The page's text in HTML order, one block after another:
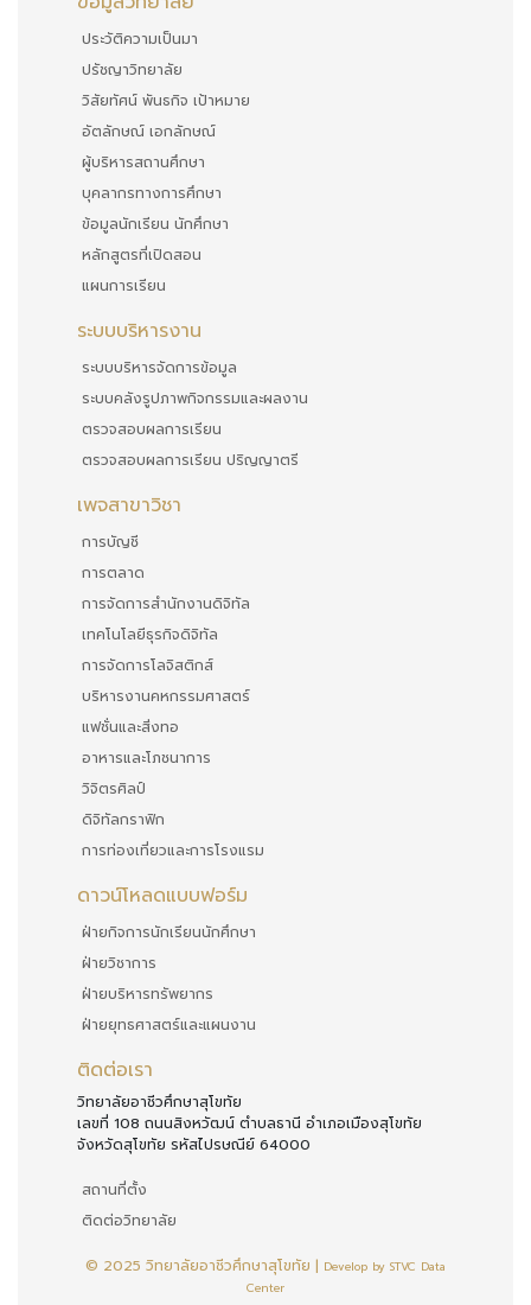
ประวัติความเป็นมา
ปรัชญาวิทยาลัย
วิสัยทัศน์ พันธกิจ เป้าหมาย
อัตลักษณ์ เอกลักษณ์
ผู้บริหารสถานศึกษา
บุคลากรทางการศึกษา
ข้อมูลนักเรียน นักศึกษา
หลักสูตรที่เปิดสอน
แผนการเรียน
ระบบบริหารงาน
ระบบบริหารจัดการข้อมูล
ระบบคลังรูปภาพกิจกรรมและผลงาน
ตรวจสอบผลการเรียน
ตรวจสอบผลการเรียน ปริญญาตรี
เพจสาขาวิชา
การบัญชี
การตลาด
การจัดการสำนักงานดิจิทัล
เทคโนโลยีธุรกิจดิจิทัล
การจัดการโลจิสติกส์
บริหารงานคหกรรมศาสตร์
แฟชั่นและสิ่งทอ
อาหารและโภชนาการ
วิจิตรศิลป์
ดิจิทัลกราฟิก
การท่องเที่ยวและการโรงแรม
ดาวน์โหลดแบบฟอร์ม
ฝ่ายกิจการนักเรียนนักศึกษา
ฝ่ายวิชาการ
ฝ่ายบริหารทรัพยากร
ฝ่ายยุทธศาสตร์และแผนงาน
ติดต่อเรา
วิทยาลัยอาชีวศึกษาสุโขทัย
เลขที่ 108 ถนนสิงหวัฒน์ ตำบลธานี อำเภอเมืองสุโขทัย
จังหวัดสุโขทัย รหัสไปรษณีย์ 64000
สถานที่ตั้ง
ติดต่อวิทยาลัย
© 2025 วิทยาลัยอาชีวศึกษาสุโขทัย | Develop by STVC Data
Center